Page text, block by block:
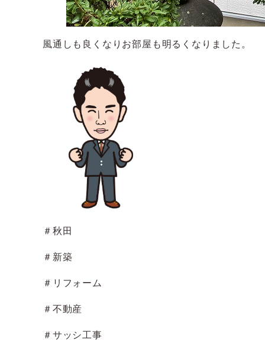
風通しも良くなりお部屋も明るくなりました。
＃秋田
＃新築
＃リフォーム
＃不動産
＃サッシ工事